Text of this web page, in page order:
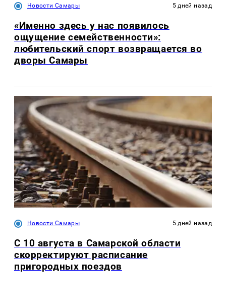
Новости Самары 5 дней назад
«Именно здесь у нас появилось
ощущение семейственности»:
любительский спорт возвращается во
дворы Самары
Новости Самары 5 дней назад
С 10 августа в Самарской области
скорректируют расписание
пригородных поездов